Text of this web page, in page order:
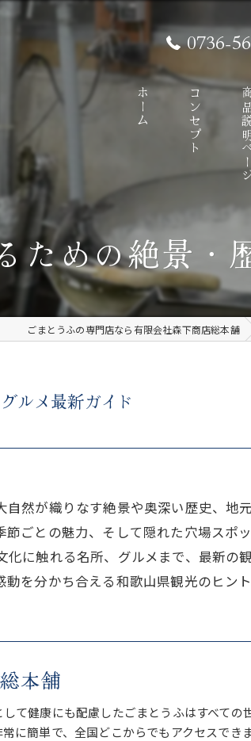
0736-
ホーム コンセプト 商品
ための絶景・
ごまとうふの専門店なら有限会社森下商店総本舗
ルメ最新ガイド
然が織りなす絶景や奥深い歴史、地
ごとの魅力、そして隠れた穴場ス
に触れる名所、グルメまで、最新
を分かち合える和歌山県観光のヒント
本舗
て健康にも配慮したごまとうふはすべて
に簡単で、全国どこからでもアクセスできま